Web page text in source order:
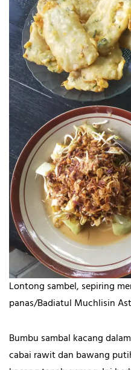
Lontong sambel, sepiring
panas/Badiatul Muchlisin
Bumbu sambal kacang
cabai rawit dan bawang